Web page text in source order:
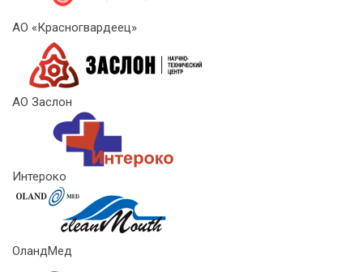
АО «Красногвардеец»
АО Заслон
Интероко
ОландМед